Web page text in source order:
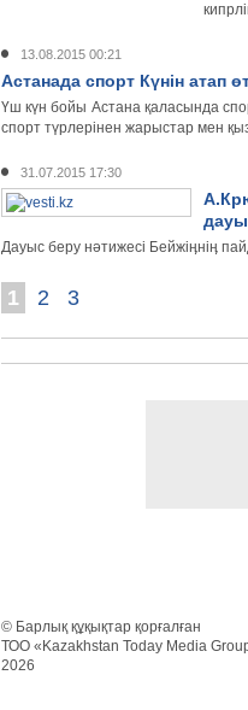
13.08.2015 00:21
Астанада спорт Күнін атап
Үш күн бойы Астана қаласында
спорт түрлерінен жарыстар мен
31.07.2015 17:30
Дауыс беру нәтижесі Бейжіӊніӊ
1 2 3
© Барлық құқықтар қорғалған
ТОО «Kazakhstan Today Media
2026